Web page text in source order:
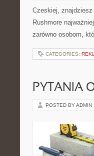
Czeskiej,
Rushmore
zarówno osobom,
CATEGORIES:
PYTANIA
POSTED BY ADMIN